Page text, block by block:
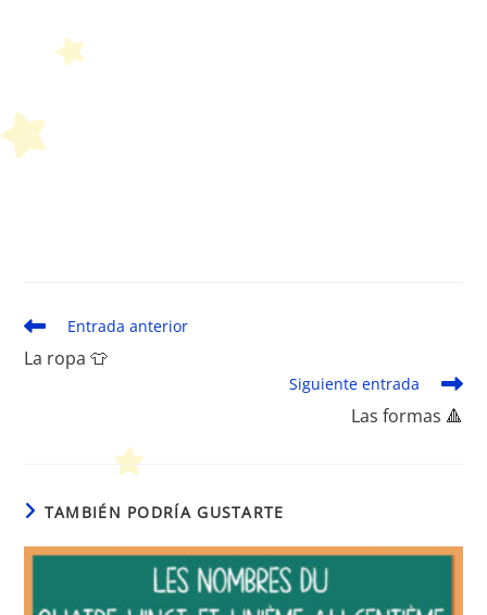
Leer
artículos
Entrada anterior
La ropa 👕
Siguiente entrada
Las formas 🔺
TAMBIÉN PODRÍA GUSTARTE